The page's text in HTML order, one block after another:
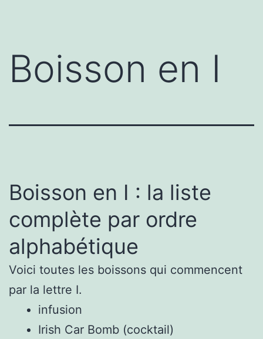
Boisson en I
Boisson en I : la liste
complète par ordre
alphabétique
Voici toutes les boissons qui commencent
par la lettre I.
infusion
Irish Car Bomb (cocktail)